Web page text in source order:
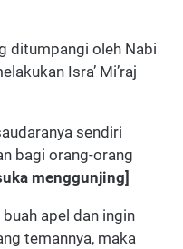
ditumpangi oleh Nabi
Isra’ Mi’raj
sendiri
bagi orang-orang
menggunjing]
apel dan ingin
temannya, maka